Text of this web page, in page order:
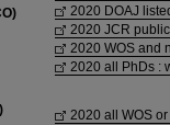
2020 DOAJ
2020 JCR
2020 WOS and
2020 all PhDs :
2020 all WOS